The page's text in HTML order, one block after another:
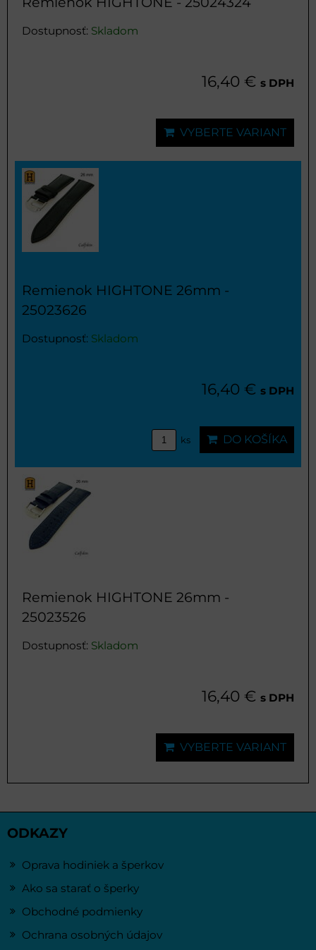
Dostupnosť: Skladom
16,40 € s DPH
VYBERTE VARIANT
Remienok HIGHTONE 26mm -
25023626
Dostupnosť: Skladom
16,40 € s DPH
ks DO KOŠÍKA
Remienok HIGHTONE 26mm -
25023526
Dostupnosť: Skladom
16,40 € s DPH
VYBERTE VARIANT
ODKAZY
Oprava hodiniek a šperkov
Ako sa starať o šperky
Obchodné podmienky
Ochrana osobných údajov